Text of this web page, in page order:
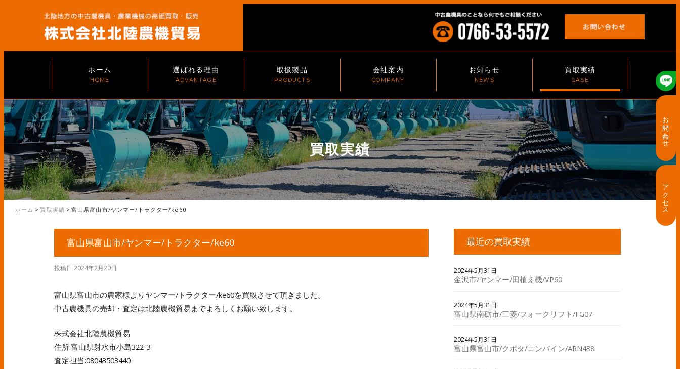
ホーム 選ばれる理由 取扱製品 会社案内 お知らせ 買取実績
買取実績
ホーム > 買取実績 > 富山県富山市/ヤンマー/トラクター/ke60
富山県富山市/ヤンマー/トラクター/ke60
投稿日 2024年2月20日
富山県富山市の農家様よりヤンマー/トラクター/ke60を買取させて頂きました。
中古農機具の売却・査定は北陸農機貿易までよろしくお願い致します。
株式会社北陸農機貿易
住所:富山県射水市小島322-3
査定担当:08043503440
最近の買取実績
2024年5月31日
金沢市/ヤンマー/田植え機/VP60
2024年5月31日
富山県南砺市/三菱/フォークリフト/FG07
2024年5月31日
富山県富山市/クボタ/コンバイン/ARN438
お問い合わせ
アクセス